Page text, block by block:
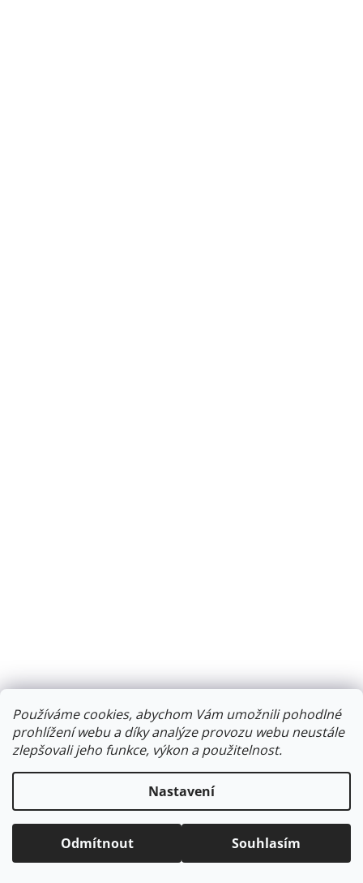
Používáme cookies, abychom Vám umožnili pohodlné
prohlížení webu a díky analýze provozu webu neustále
zlepšovali jeho funkce, výkon a použitelnost.
Nastavení
Odmítnout Souhlasím